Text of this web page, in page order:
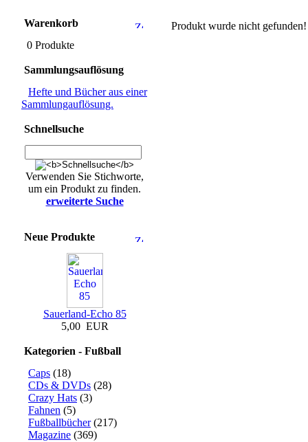
Warenkorb
0 Produkte
Sammlungsauflösung
Hefte und Bücher aus einer
Sammlungauflösung.
Schnellsuche
Verwenden Sie Stichworte,
um ein Produkt zu finden.
erweiterte Suche
Neue Produkte
Sauerland-Echo 85
5,00 EUR
Kategorien - Fußball
Caps (18)
CDs & DVDs (28)
Crazy Hats (3)
Fahnen (5)
Fußballbücher(217)
Magazine (369)
Produkt wurde nicht gefunden!